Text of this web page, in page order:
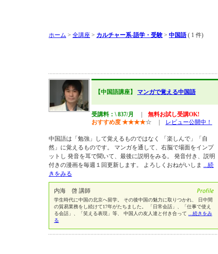
ホーム > 全講座 > カルチャー系-語学・受験 > 中国語 ( 1 件)
【中国語講座】 マンガで覚える中国語
受講料：\ 837/月
無料お試し受講OK!
おすすめ度 ★★★★☆ レビュー公開中！
中国語は「勉強」して覚えるものではなく 「楽しんで」「自
然」に覚えるものです。 マンガを通して、右脳で場面をインプ
ットし 発音を耳で聞いて、最後に説明をみる。 発音付き、説明
付きの漫画を毎週１回更新します。 よろしくおねがいしま ...続
きをみる
内海 啓 講師
学生時代に中国の北京へ留学。 その後中国の魅力に取りつかれ、 日中間
の貿易業務をし続けて17年がたちました。 「日常会話」、「仕事で使え
る会話」、「笑える表現」等、 中国人の友人達と付き合って
...続きをみ
る